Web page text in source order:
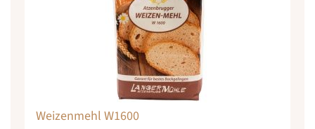
Weizenmehl W1600